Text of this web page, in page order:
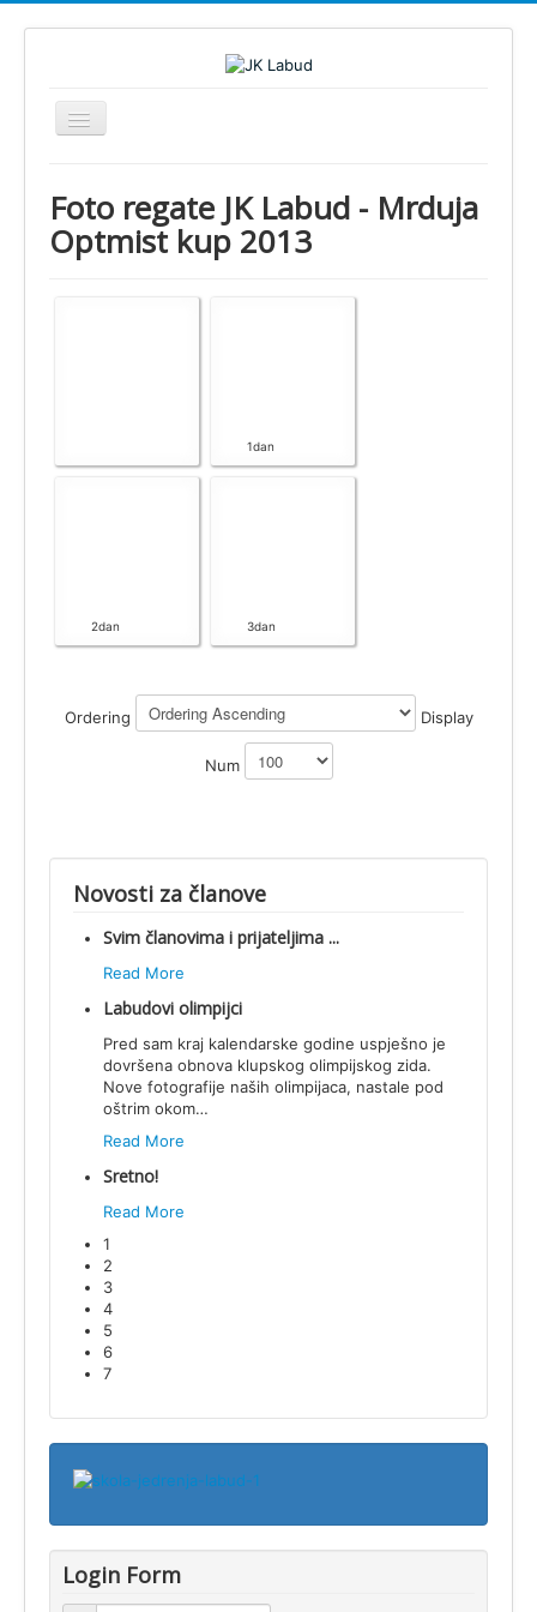
Toggle
Novosti
Regate
Foto regate JK Labud - Mrduja
Optmist kup 2013
1dan
2dan 3dan
Ordering Display
Num
Novosti za članove
Svim članovima i prijateljima ...
Read More
Labudovi olimpijci
Pred sam kraj kalendarske godine uspješno je
dovršena obnova klupskog olimpijskog zida.
Nove fotografije naših olimpijaca, nastale pod
oštrim okom…
Read More
Sretno!
Read More
1
2
3
4
5
6
7
Login Form